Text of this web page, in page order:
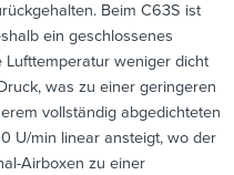
Beim C63S ist
ein geschlossenes
Lufttemperatur weniger dicht
was zu einer geringeren
vollständig abgedichteten
U/min linear ansteigt, wo der
Airboxen zu einer